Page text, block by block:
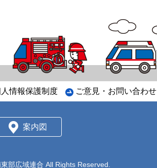
情報保護制度 ご意見・お問い合わせ
案内図
部広域連合 All Rights Reserved.